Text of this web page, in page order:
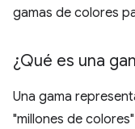
gamas de colores
¿Qué es una
Una gama
"millones de